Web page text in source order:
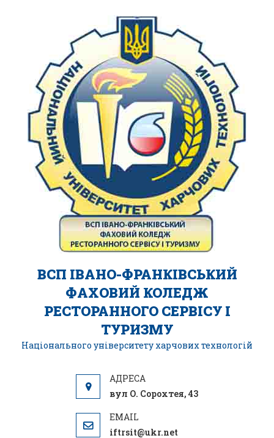
ВСП ІВАНО-ФРАНКІВСЬКИЙ
ФАХОВИЙ КОЛЕДЖ
РЕСТОРАННОГО СЕРВІСУ І
ТУРИЗМУ
Національного університету харчових технологій
вул О. Сорохтея, 43
iftrsit@ukr.net